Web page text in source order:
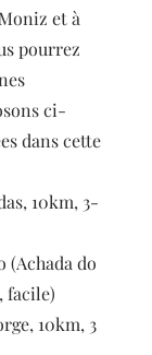
et à
pourrez
ci-
dans cette
10km, 3-
(Achada do
facile)
10km, 3